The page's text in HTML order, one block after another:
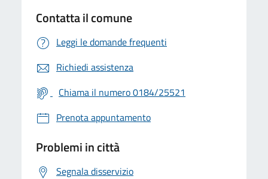
Contatta il comune
Leggi le domande frequenti
Richiedi assistenza
Chiama il numero 0184/25521
Prenota appuntamento
Problemi in città
Segnala disservizio